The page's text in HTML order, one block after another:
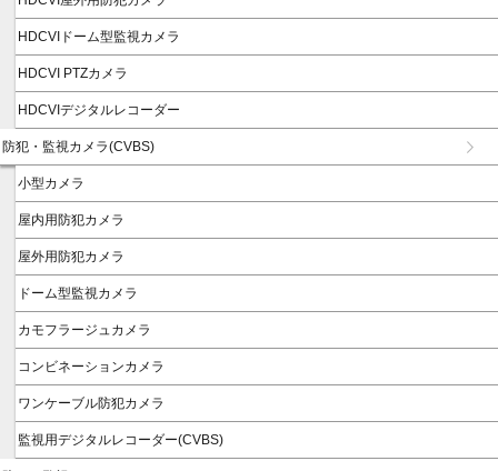
HDCVIドーム型監視カメラ
HDCVI PTZカメラ
HDCVIデジタルレコーダー
防犯・監視カメラ(CVBS)
小型カメラ
屋内用防犯カメラ
屋外用防犯カメラ
ドーム型監視カメラ
カモフラージュカメラ
コンビネーションカメラ
ワンケーブル防犯カメラ
監視用デジタルレコーダー(CVBS)